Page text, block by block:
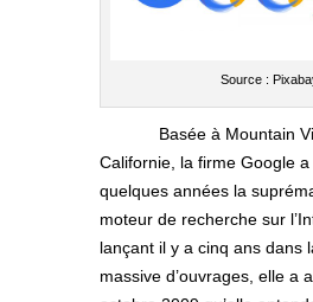
Source :
Basée à Mountain
Californie, la firme Google
quelques années la
moteur de recherche sur
lançant il y a cinq ans dans
massive d’ouvrages, elle a